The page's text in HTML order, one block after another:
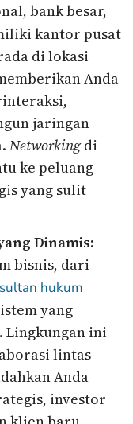
bank besar,
kantor pusat
di lokasi
Anda
jaringan
Networkingdi
ke peluang
yang sulit
Dinamis:
bisnis, dari
hukum
yang
Lingkungan ini
lintas
Anda
investor